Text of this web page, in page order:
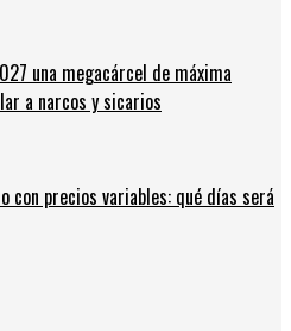
una megacárcel de máxima
a narcos y sicarios
con precios variables: qué días será